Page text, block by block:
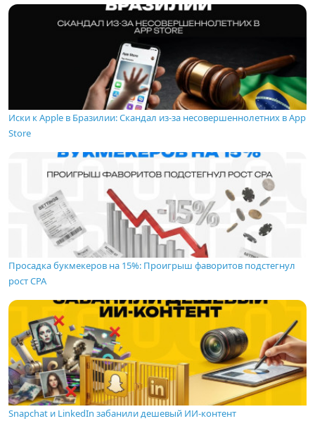
Иски к Apple в Бразилии: Скандал из-за несовершеннолетних в App
Store
Просадка букмекеров на 15%: Проигрыш фаворитов подстегнул
рост CPA
Snapchat и LinkedIn забанили дешевый ИИ-контент